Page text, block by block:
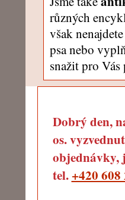
různých
však
psa nebo
snažit pro
Dobrý den,
os.
objednávky,
tel. +420 608